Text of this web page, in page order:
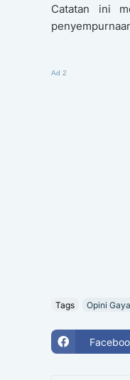
Catatan ini
Ad 2
Tags Opini